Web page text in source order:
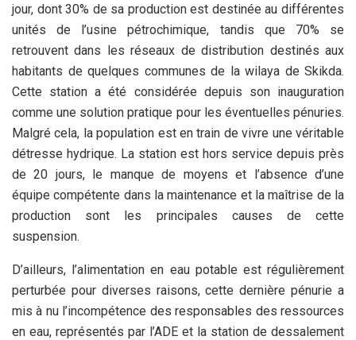
jour, dont 30% de sa production est destinée au différentes
unités de l’usine pétrochimique, tandis que 70% se
retrouvent dans les réseaux de distribution destinés aux
habitants de quelques communes de la wilaya de Skikda.
Cette station a été considérée depuis son inauguration
comme une solution pratique pour les éventuelles pénuries.
Malgré cela, la population est en train de vivre une véritable
détresse hydrique. La station est hors service depuis près
de 20 jours, le manque de moyens et l’absence d’une
équipe compétente dans la maintenance et la maîtrise de la
production sont les principales causes de cette
suspension.
D’ailleurs, l’alimentation en eau potable est régulièrement
perturbée pour diverses raisons, cette dernière pénurie a
mis à nu l’incompétence des responsables des ressources
en eau, représentés par l’ADE et la station de dessalement